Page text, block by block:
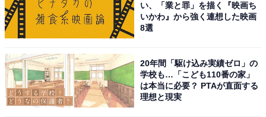
い、「業と罪」を描く『映画ち
いかわ』から強く連想した映画
8選
20年間「駆け込み実績ゼロ」の
学校も…「こども110番の家」
は本当に必要？ PTAが直面する
理想と現実